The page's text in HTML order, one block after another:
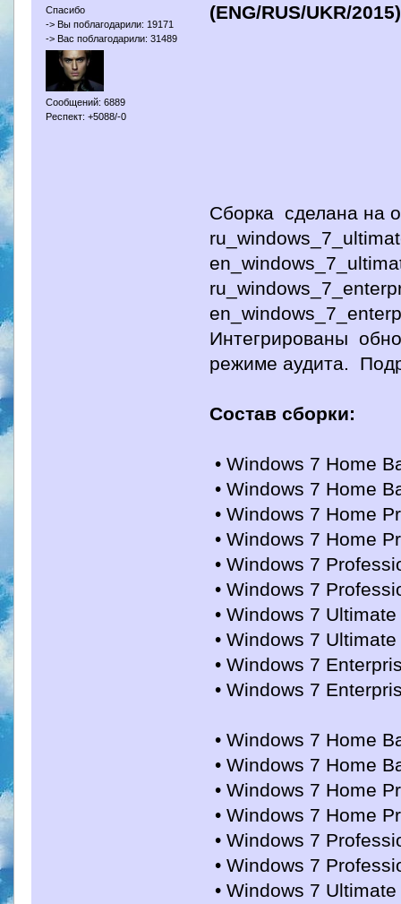
Спасибо
-> Вы поблагодарили: 19171
-> Вас поблагодарили: 31489
Сообщений: 6889
Респект: +5088/-0
(ENG/RUS/UKR/2015)
Сборка сделана на
Интегрированы
режиме аудита.
Состав сборки:
• Windows 7 Home
• Windows 7 Home
• Windows 7 Home
• Windows 7 Home
• Windows 7
• Windows 7
• Windows 7
• Windows 7
• Windows 7
• Windows 7
• Windows 7 Home
• Windows 7 Home
• Windows 7 Home
• Windows 7 Home
• Windows 7
• Windows 7
• Windows 7